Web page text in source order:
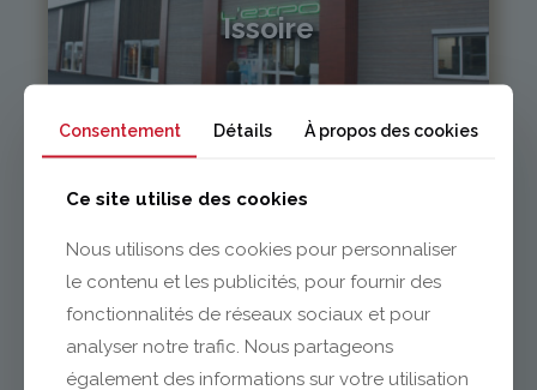
Issoire
contact@gabriel-sa.fr
Clermont-Ferrand
04 73 42 18 38
Consentement Détails À propos des cookies
Ce site utilise des cookies
Nous utilisons des cookies pour personnaliser
le contenu et les publicités, pour fournir des
fonctionnalités de réseaux sociaux et pour
analyser notre trafic. Nous partageons
également des informations sur votre utilisation